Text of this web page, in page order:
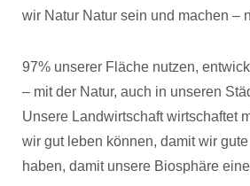
wir Natur Natur sein und machen –
97% unserer Fläche nutzen,
– mit der Natur, auch in unseren
Unsere Landwirtschaft wirtschaftet
wir gut leben können, damit wir
haben, damit unsere Biosphäre